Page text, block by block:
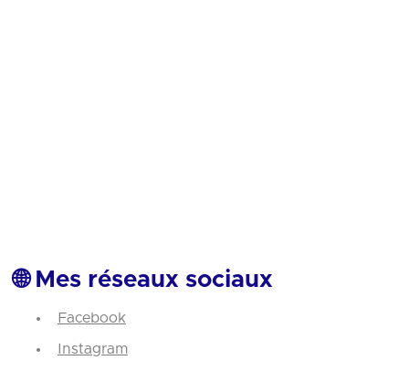
🌐 Mes réseaux sociaux
Facebook
Instagram